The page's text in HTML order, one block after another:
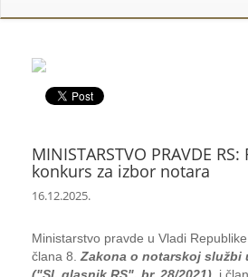
MINISTARSTVO PRAVDE
konkurs za izbor notara
16.12.2025.
Ministarstvo pravde u Vladi
člana 8. Zakona o notarskoj službi